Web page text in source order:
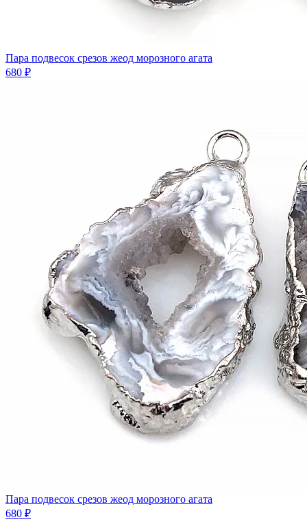
Пара подвесок срезов жеод морозного агата
680 ₽
Пара подвесок срезов жеод морозного агата
680 ₽